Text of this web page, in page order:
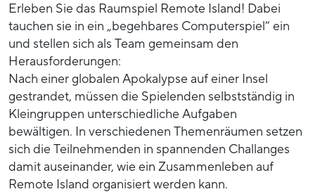
Erleben Sie das Raumspiel Remote Island! Dabei
tauchen sie in ein „begehbares Computerspiel“ ein
und stellen sich als Team gemeinsam den
Herausforderungen:
Nach einer globalen Apokalypse auf einer Insel
gestrandet, müssen die Spielenden selbstständig in
Kleingruppen unterschiedliche Aufgaben
bewältigen. In verschiedenen Themenräumen setzen
sich die Teilnehmenden in spannenden Challanges
damit auseinander, wie ein Zusammenleben auf
Remote Island organisiert werden kann.